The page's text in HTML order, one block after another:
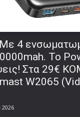
4
Το
Στα 29€
W2065
2026